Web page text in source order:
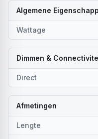
Algemene
Wattage
Dimmen &
Direct
Afmetingen
Lengte